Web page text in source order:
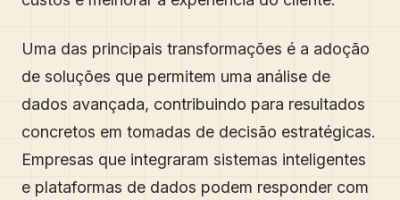
Uma das principais transformações é a adoção
de soluções que permitem uma análise de
dados avançada, contribuindo para resultados
concretos em tomadas de decisão estratégicas.
Empresas que integraram sistemas inteligentes
e plataformas de dados podem responder com